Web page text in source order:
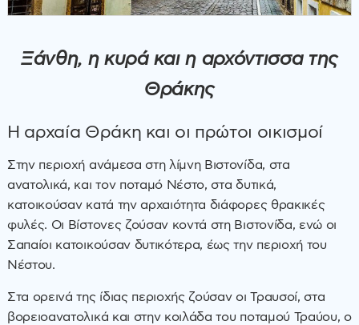
Ξάνθη, η κυρά και η αρχόντισσα της
Θράκης
Η αρχαία Θράκη και οι πρώτοι οικισμοί
Στην περιοχή ανάμεσα στη λίμνη Βιστονίδα, στα
ανατολικά, και τον ποταμό Νέστο, στα δυτικά,
κατοικούσαν κατά την αρχαιότητα διάφορες θρακικές
φυλές. Οι Βίστονες ζούσαν κοντά στη Βιστονίδα, ενώ οι
Σαπαίοι κατοικούσαν δυτικότερα, έως την περιοχή του
Νέστου.
Στα ορεινά της ίδιας περιοχής ζούσαν οι Τραυσοί, στα
βορειοανατολικά και στην κοιλάδα του ποταμού Τραύου, ο